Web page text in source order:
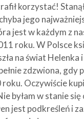
korzystać!
jego
jest w każdym z
roku. W Polsce
na świat Helenka
zdzwiona,
Oczywiście
byłam w stanie
jest podkreśleń i